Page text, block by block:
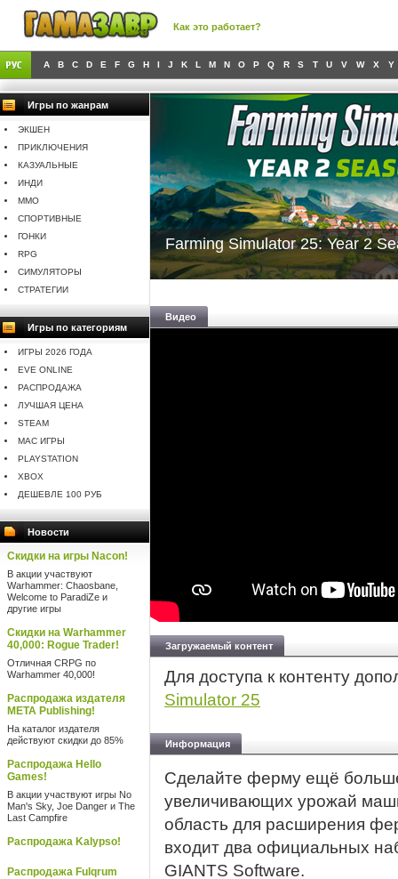
Как это работает?
A B C D E F G H I J K L M N O P Q R S T U V W X Y
Игры по жанрам
ЭКШЕН
ПРИКЛЮЧЕНИЯ
КАЗУАЛЬНЫЕ
ИНДИ
MMO
СПОРТИВНЫЕ
ГОНКИ
RPG
СИМУЛЯТОРЫ
СТРАТЕГИИ
Игры по категориям
ИГРЫ 2026 ГОДА
EVE ONLINE
РАСПРОДАЖА
ЛУЧШАЯ ЦЕНА
STEAM
MAC ИГРЫ
PLAYSTATION
XBOX
ДЕШЕВЛЕ 100 РУБ
Новости
Скидки на игры Nacon!
В акции участвуют
Warhammer: Chaosbane,
Welcome to ParadiZe и
другие игры
Скидки на Warhammer
40,000: Rogue Trader!
Отличная CRPG по
Warhammer 40,000!
Распродажа издателя
META Publishing!
На каталог издателя
действуют скидки до 85%
Распродажа Hello
Games!
В акции участвуют игры No
Man's Sky, Joe Danger и The
Last Campfire
Распродажа Kalypso!
Распродажа Fulqrum
Farming Simulator 25: Year 2
Видео
Загружаемый контент
Для доступа к контенту
Simulator 25
Информация
Сделайте ферму ещё
увеличивающих урожай
область для расширения
входит два официальных
GIANTS Software.